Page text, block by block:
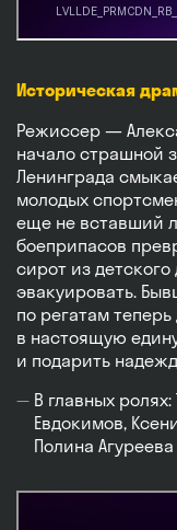
Историческая
Режиссер —
начало страшной
Ленинграда
молодых
еще не вставший
боеприпасов
сирот из
эвакуировать.
по регатам
в настоящую
и подарить
В главных
Евдокимов,
Полина